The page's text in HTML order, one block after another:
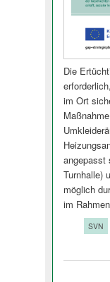
Die
im Ort
angepasst
Turnhalle)
möglich
im Rahmen
SVN